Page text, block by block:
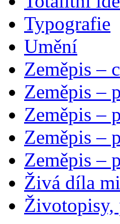
Typografie
Umění
Zeměpis –
Zeměpis –
Zeměpis –
Zeměpis –
Zeměpis –
Živá díla
Životopisy,